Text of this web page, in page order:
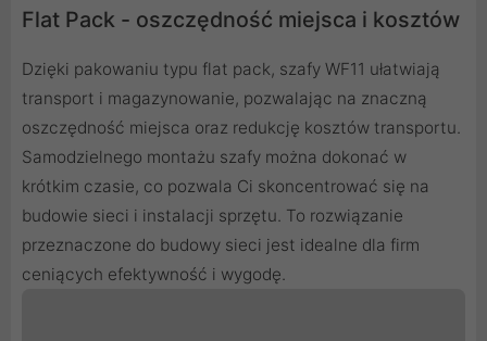
Flat Pack - oszczędność miejsca i kosztów
Dzięki pakowaniu typu flat pack, szafy WF11 ułatwiają
transport i magazynowanie, pozwalając na znaczną
oszczędność miejsca oraz redukcję kosztów transportu.
Samodzielnego montażu szafy można dokonać w
krótkim czasie, co pozwala Ci skoncentrować się na
budowie sieci i instalacji sprzętu. To rozwiązanie
przeznaczone do budowy sieci jest idealne dla firm
ceniących efektywność i wygodę.